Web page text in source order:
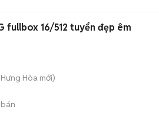
fullbox 16/512 tuyển đẹp êm
Hưng Hòa mới)